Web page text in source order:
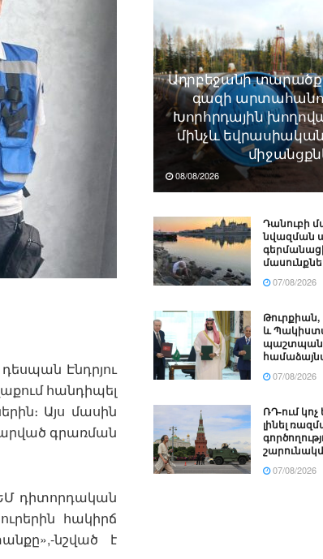
Էնդրյու
հանդիպել
Այս մասին
գրառման
դիտորդական
հակիրճ
նշված է
Ադրբեջանի
գազի
Խորհրդային
մինչև
08/08/2026
Դանուբի
նվազման
07/08/2026
և
07/08/2026
ՌԴ-ում
լինել
07/08/2026